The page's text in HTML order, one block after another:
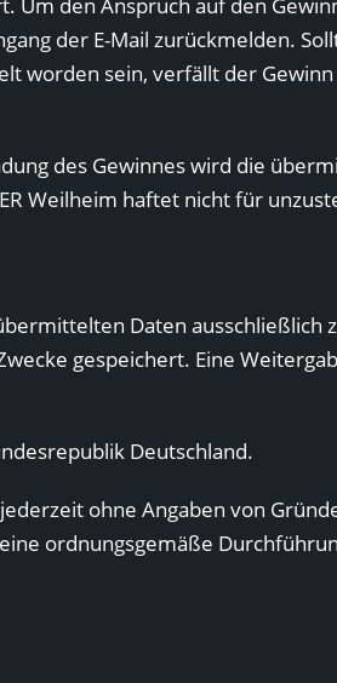
der E-Mail zurückmelden.
worden sein, verfällt der
des Gewinnes wird die
Weilheim haftet nicht für
Daten
gespeichert. Eine
Deutschland.
ohne Angaben von
ordnungsgemäße